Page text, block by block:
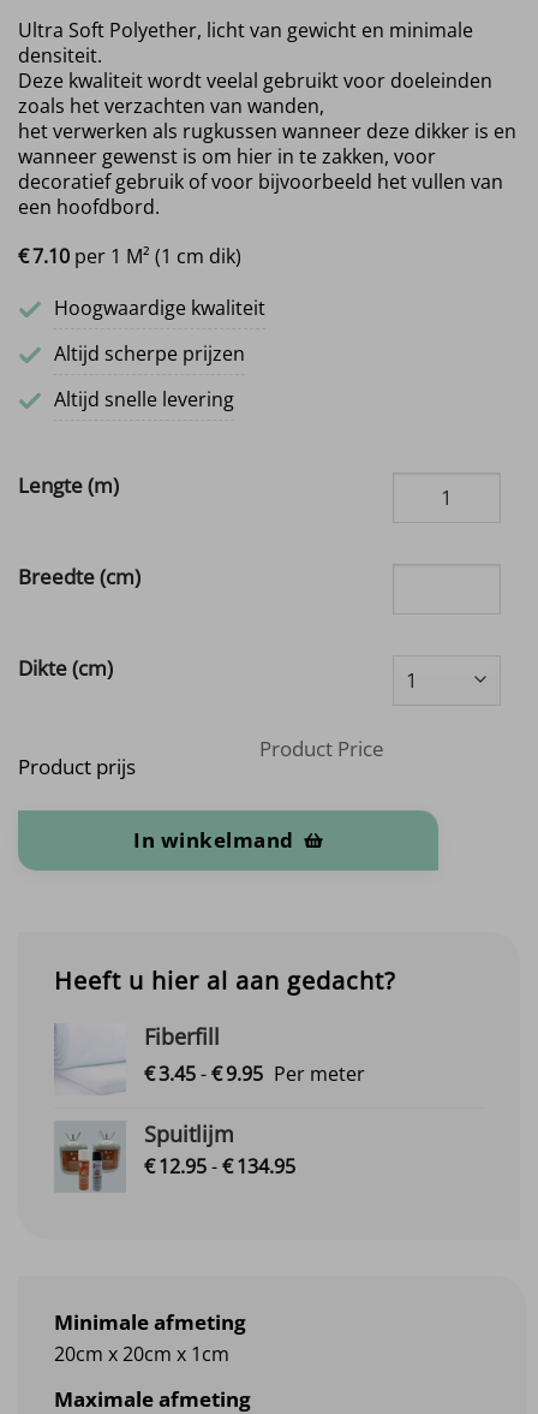
Ultra Soft Polyether, licht van gewicht en minimale
densiteit.
Deze kwaliteit wordt veelal gebruikt voor doeleinden
zoals het verzachten van wanden,
het verwerken als rugkussen wanneer deze dikker is en
wanneer gewenst is om hier in te zakken, voor
decoratief gebruik of voor bijvoorbeeld het vullen van
een hoofdbord.
€7.10 per 1 M² (1 cm dik)
Hoogwaardige kwaliteit
Altijd scherpe prijzen
Altijd snelle levering
Lengte (m)
Breedte (cm)
Dikte (cm)
Product prijs
Product Price
In winkelmand
Minimale afmeting
20cm x 20cm x 1cm
Maximale afmeting
Heeft u hier al aan gedacht?
Fiberfill
€3.45-€9.95Prijsklasse:
Per meter
Spuitlijm
€12.95-€134.95Prijsklasse: